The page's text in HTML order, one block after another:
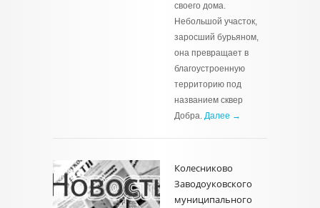
своего дома.
Небольшой участок,
заросший бурьяном,
она превращает в
благоустроенную
территорию под
названием сквер
Добра. Далее →
Колесниково
Заводоуковского
муниципального